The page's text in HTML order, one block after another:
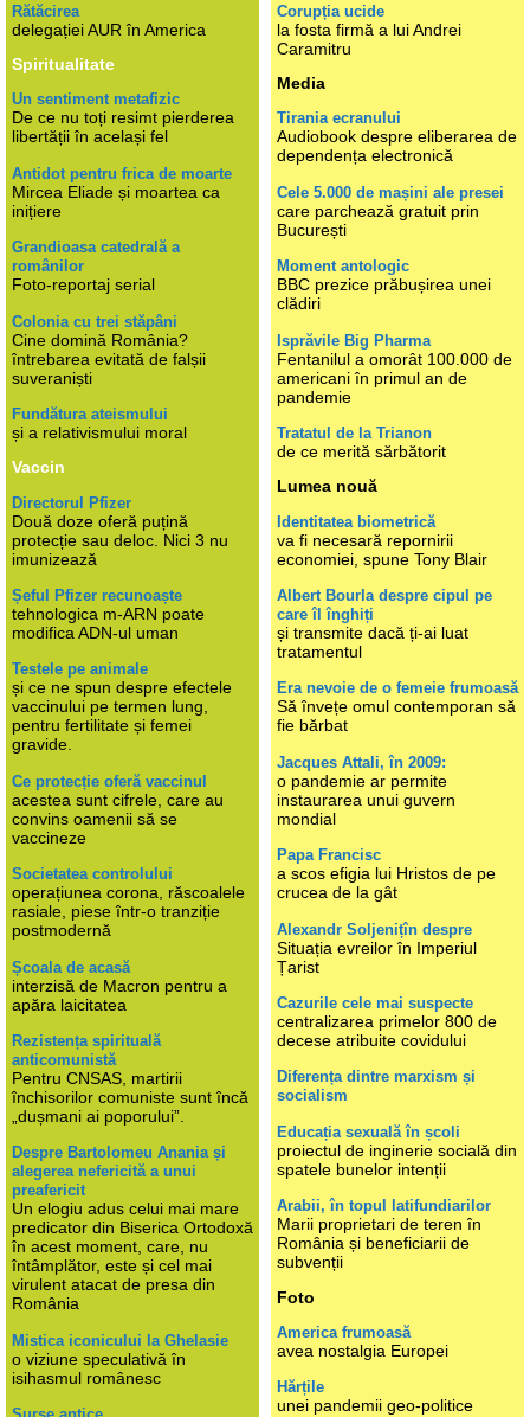
Rătăcirea
delegației AUR în America
Spiritualitate
Un sentiment metafizic
De ce nu toți resimt pierderea
libertății în același fel
Antidot pentru frica de moarte
Mircea Eliade și moartea ca
inițiere
Grandioasa catedrală a
românilor
Foto-reportaj serial
Colonia cu trei stăpâni
Cine domină România?
întrebarea evitată de falșii
suveraniști
Fundătura ateismului
și a relativismului moral
Vaccin
Directorul Pfizer
Două doze oferă puțină
protecție sau deloc. Nici 3 nu
imunizează
Șeful Pfizer recunoaște
tehnologica m-ARN poate
modifica ADN-ul uman
Testele pe animale
și ce ne spun despre efectele
vaccinului pe termen lung,
pentru fertilitate și femei
gravide.
Ce protecție oferă vaccinul
acestea sunt cifrele, care au
convins oamenii să se
vaccineze
Societatea controlului
operațiunea corona, răscoalele
rasiale, piese într-o tranziție
postmodernă
Școala de acasă
interzisă de Macron pentru a
apăra laicitatea
Rezistența spirituală
anticomunistă
Pentru CNSAS, martirii
închisorilor comuniste sunt încă
„dușmani ai poporului”.
Despre Bartolomeu Anania și
alegerea nefericită a unui
preafericit
Un elogiu adus celui mai mare
predicator din Biserica Ortodoxă
în acest moment, care, nu
întâmplător, este și cel mai
virulent atacat de presa din
România
Mistica iconicului la Ghelasie
o viziune speculativă în
isihasmul românesc
Corupția ucide
la fosta firmă a lui Andrei
Caramitru
Media
Tirania ecranului
Audiobook despre eliberarea de
dependența electronică
Cele 5.000 de mașini ale presei
care parchează gratuit prin
București
Moment antologic
BBC prezice prăbușirea unei
clădiri
Isprăvile Big Pharma
Fentanilul a omorât 100.000 de
americani în primul an de
pandemie
Tratatul de la Trianon
de ce merită sărbătorit
Lumea nouă
Identitatea biometrică
va fi necesară repornirii
economiei, spune Tony Blair
Albert Bourla despre cipul pe
care îl înghiți
și transmite dacă ți-ai luat
tratamentul
Era nevoie de o femeie frumoasă
Să învețe omul contemporan să
fie bărbat
Jacques Attali, în 2009:
o pandemie ar permite
instaurarea unui guvern
mondial
Papa Francisc
a scos efigia lui Hristos de pe
crucea de la gât
Alexandr Soljenițîn despre
Situația evreilor în Imperiul
Țarist
Cazurile cele mai suspecte
centralizarea primelor 800 de
decese atribuite covidului
Diferența dintre marxism și
socialism
Educația sexuală în școli
proiectul de inginerie socială din
spatele bunelor intenții
Arabii, în topul latifundiarilor
Marii proprietari de teren în
România și beneficiarii de
subvenții
Foto
America frumoasă
avea nostalgia Europei
Hărțile
unei pandemii geo-politice